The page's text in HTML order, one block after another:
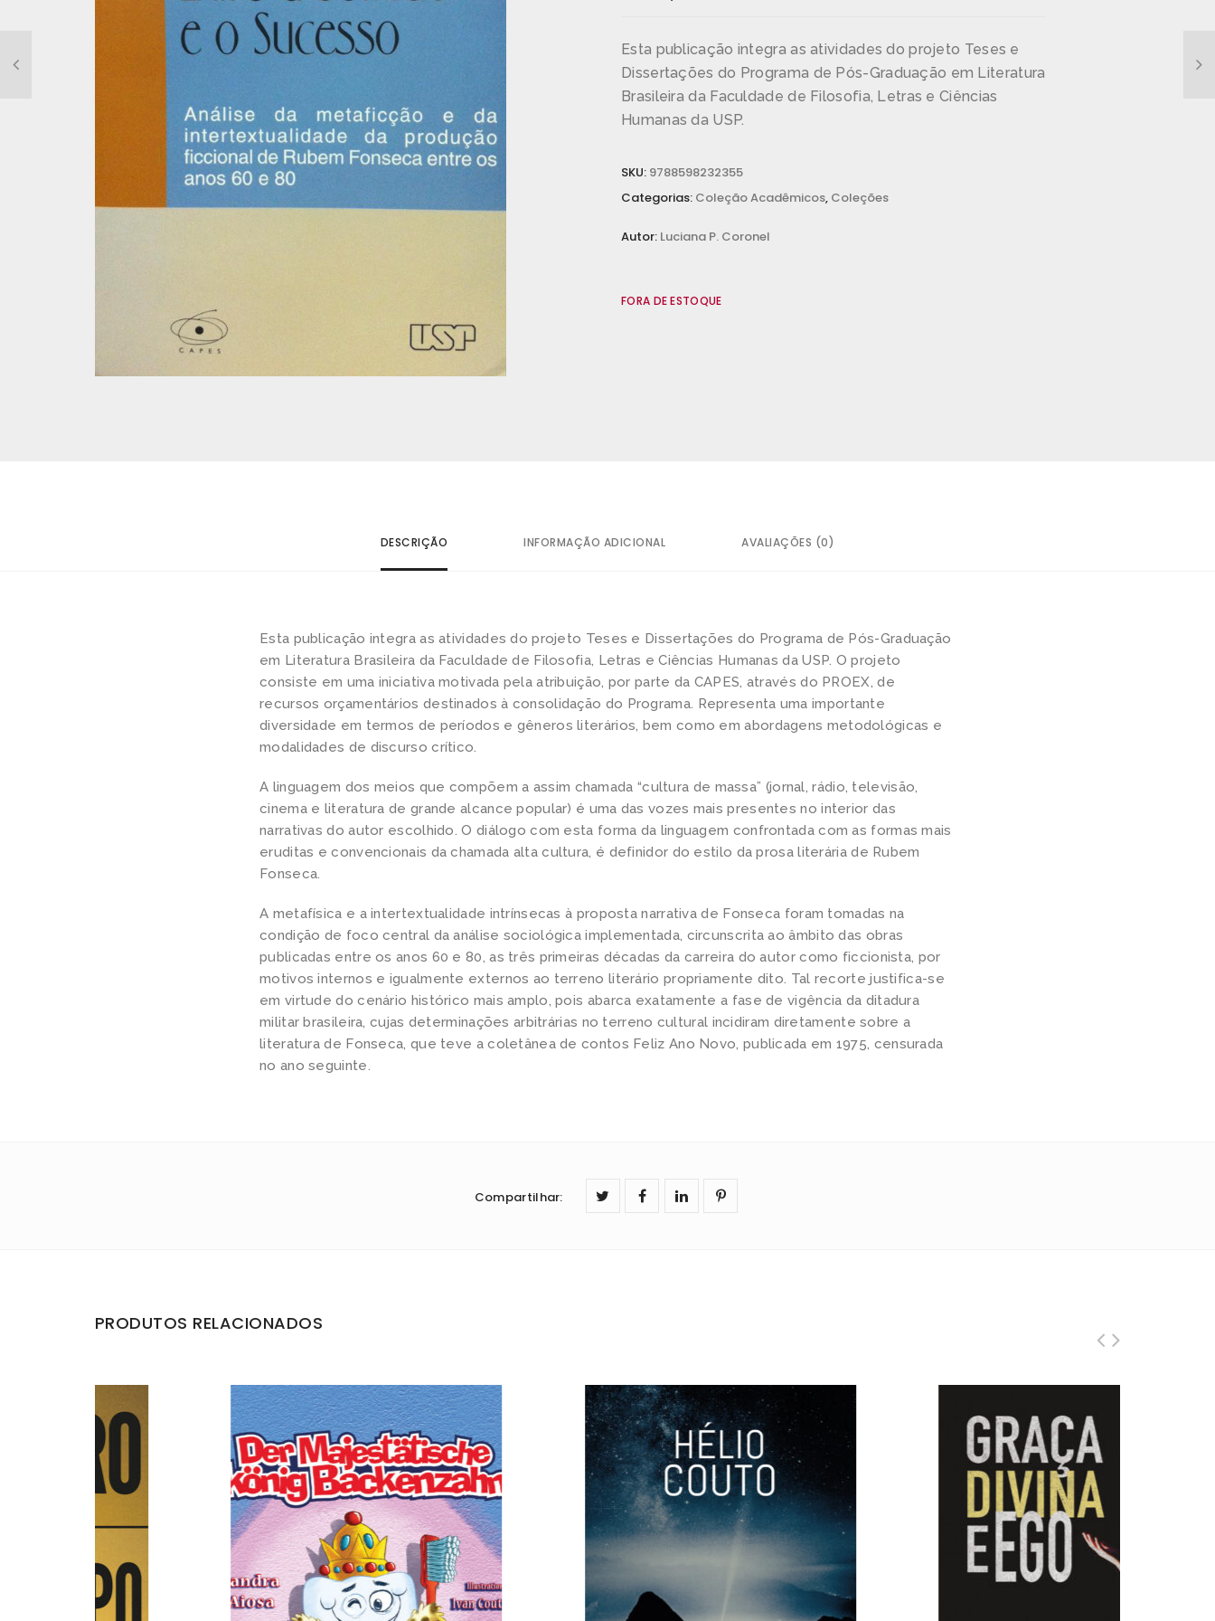
Esta publicação integra as atividades do projeto Teses e
Dissertações do Programa de Pós-Graduação em Literatura
Brasileira da Faculdade de Filosofia, Letras e Ciências
Humanas da USP.
SKU: 9788598232355
Categorias: Coleção Acadêmicos, Coleções
Autor: Luciana P. Coronel
FORA DE ESTOQUE
DESCRIÇÃO INFORMAÇÃO ADICIONAL AVALIAÇÕES (0)
Esta publicação integra as atividades do projeto Teses e Dissertações do Programa de Pós-Graduação
em Literatura Brasileira da Faculdade de Filosofia, Letras e Ciências Humanas da USP. O projeto
consiste em uma iniciativa motivada pela atribuição, por parte da CAPES, através do PROEX, de
recursos orçamentários destinados à consolidação do Programa. Representa uma importante
diversidade em termos de períodos e gêneros literários, bem como em abordagens metodológicas e
modalidades de discurso crítico.
A linguagem dos meios que compõem a assim chamada “cultura de massa” (jornal, rádio, televisão,
cinema e literatura de grande alcance popular) é uma das vozes mais presentes no interior das
narrativas do autor escolhido. O diálogo com esta forma da linguagem confrontada com as formas mais
eruditas e convencionais da chamada alta cultura, é definidor do estilo da prosa literária de Rubem
Fonseca.
A metafísica e a intertextualidade intrínsecas à proposta narrativa de Fonseca foram tomadas na
condição de foco central da análise sociológica implementada, circunscrita ao âmbito das obras
publicadas entre os anos 60 e 80, as três primeiras décadas da carreira do autor como ficcionista, por
motivos internos e igualmente externos ao terreno literário propriamente dito. Tal recorte justifica-se
em virtude do cenário histórico mais amplo, pois abarca exatamente a fase de vigência da ditadura
militar brasileira, cujas determinações arbitrárias no terreno cultural incidiram diretamente sobre a
literatura de Fonseca, que teve a coletânea de contos Feliz Ano Novo, publicada em 1975, censurada
no ano seguinte.
Compartilhar:
PRODUTOS RELACIONADOS